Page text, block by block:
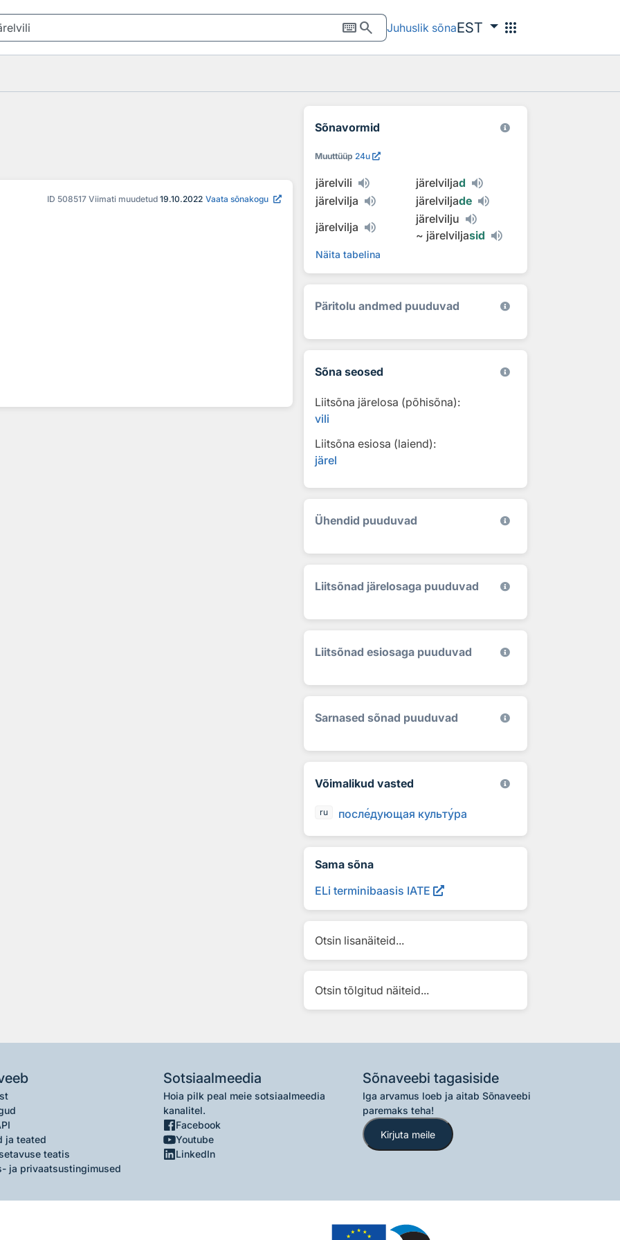
keyboardsearch Juhuslik sõnaEST apps
ID 508517 Viimati muudetud 19.10.2022 Vaata sõnakogu
Sõnavormid
Muuttüüp 24u
järelvili järelviljad
järelvilja
järelviljade
järelvilja
järelvilju
~ järelviljasid
Näita tabelina
Päritolu andmed puuduvad
Sõna seosed
Liitsõna järelosa (põhisõna):
vili
Liitsõna esiosa (laiend):
järel
Ühendid puuduvad
Liitsõnad järelosaga puuduvad
Liitsõnad esiosaga puuduvad
Sarnased sõnad puuduvad
Võimalikud vasted
ru последующая культура
Sama sõna
ELi terminibaasis IATE
Otsin lisanäiteid...
Otsin tõlgitud näiteid...
ja teated
teatis
ja privaatsustingimused
Sotsiaalmeedia
Hoia pilk peal meie sotsiaalmeedia
kanalitel.
Facebook
Youtube
LinkedIn
Sõnaveebi tagasiside
Iga arvamus loeb ja aitab Sõnaveebi
paremaks teha!
Kirjuta meile